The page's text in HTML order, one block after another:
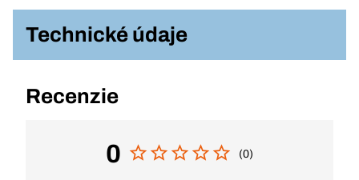
Technické údaje
Recenzie
0 (0)